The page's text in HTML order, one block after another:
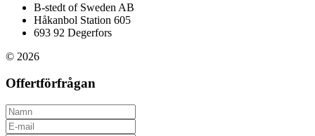
B-stedt of Sweden AB
Håkanbol Station 605
693 92 Degerfors
© 2026
Offertförfrågan